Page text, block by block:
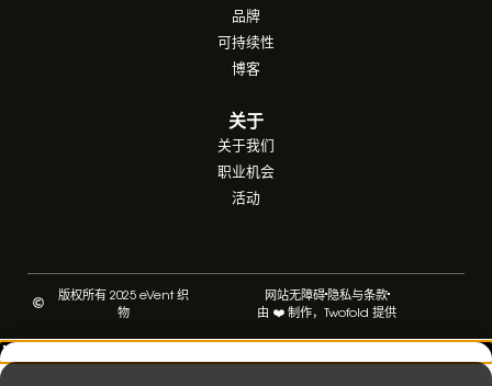
品牌
可持续性
博客
关于
关于我们
职业机会
活动
版权所有 2025 eVent 织
物
网站无障碍隐私与条款
由 ❤️ 制作，Twofold 提供